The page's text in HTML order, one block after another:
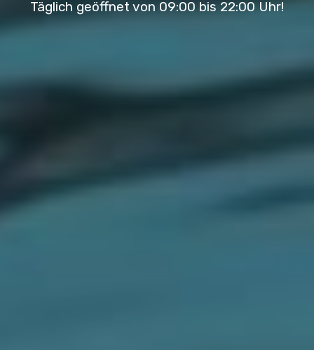
Täglich geöffnet von 09:00 bis 22:00 Uhr!